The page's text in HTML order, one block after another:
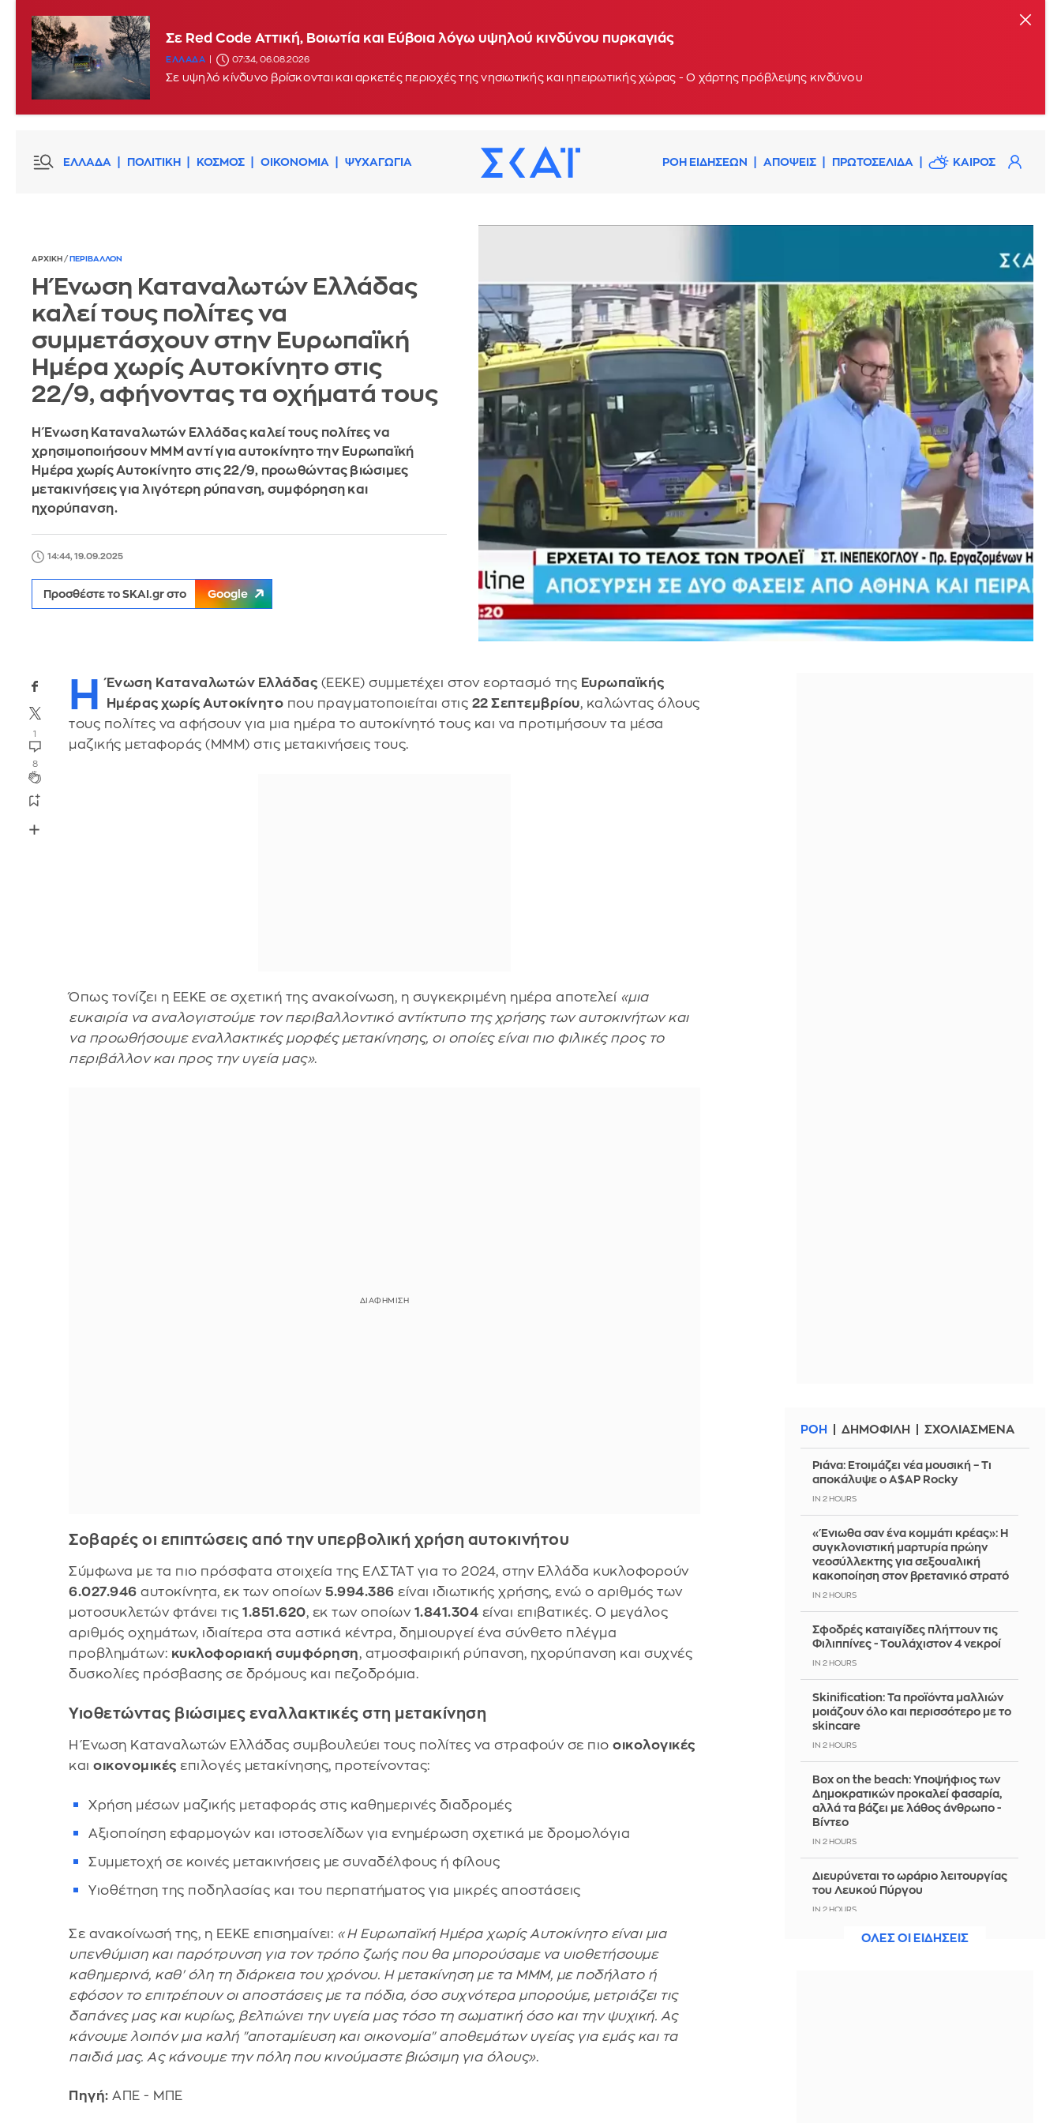
Σε Red Code Αττική, Βοιωτία και Εύβοια λόγω υψηλού κινδύνου πυρκαγιάς
ΕΛΛΑΔΑ 07:34, 06.08.2026
Σε υψηλό κίνδυνο βρίσκονται και αρκετές περιοχές της νησιωτικής και ηπειρωτικής χώρας - Ο χάρτης πρόβλεψης κινδύνου
ΕΛΛΑΔΑ ΠΟΛΙΤΙΚΗ ΚΟΣΜΟΣ ΟΙΚΟΝΟΜΙΑ ΨΥΧΑΓΩΓΙΑ ΡΟΗ ΕΙΔΗΣΕΩΝ ΑΠΟΨΕΙΣ ΠΡΩΤΟΣΕΛΙΔΑ ΚΑΙΡΟΣ
ΑΡΧΙΚΗ / ΠΕΡΙΒΑΛΛΟΝ
Η Ένωση Καταναλωτών Ελλάδας
καλεί τους πολίτες να
συμμετάσχουν στην Ευρωπαϊκή
Ημέρα χωρίς Αυτοκίνητο στις
22/9, αφήνοντας τα οχήματά τους
Η Ένωση Καταναλωτών Ελλάδας καλεί τους πολίτες να
χρησιμοποιήσουν ΜΜΜ αντί για αυτοκίνητο την Ευρωπαϊκή
Ημέρα χωρίς Αυτοκίνητο στις 22/9, προωθώντας βιώσιμες
μετακινήσεις για λιγότερη ρύπανση, συμφόρηση και
ηχορύπανση.
14:44, 19.09.2025
Προσθέστε το SKAI.gr στο Google
1
8
Η Ένωση Καταναλωτών Ελλάδας (ΕΕΚΕ) συμμετέχει στον εορτασμό της Ευρωπαϊκής
Ημέρας χωρίς Αυτοκίνητο που πραγματοποιείται στις 22 Σεπτεμβρίου, καλώντας όλους
τους πολίτες να αφήσουν για μια ημέρα το αυτοκίνητό τους και να προτιμήσουν τα μέσα
μαζικής μεταφοράς (ΜΜΜ) στις μετακινήσεις τους.
Όπως τονίζει η ΕΕΚΕ σε σχετική της ανακοίνωση, η συγκεκριμένη ημέρα αποτελεί «μια
ευκαιρία να αναλογιστούμε τον περιβαλλοντικό αντίκτυπο της χρήσης των αυτοκινήτων και
να προωθήσουμε εναλλακτικές μορφές μετακίνησης, οι οποίες είναι πιο φιλικές προς το
περιβάλλον και προς την υγεία μας».
Σοβαρές οι επιπτώσεις από την υπερβολική χρήση αυτοκινήτου
Σύμφωνα με τα πιο πρόσφατα στοιχεία της ΕΛΣΤΑΤ για το 2024, στην Ελλάδα κυκλοφορούν
6.027.946 αυτοκίνητα, εκ των οποίων5.994.386 είναι ιδιωτικής χρήσης, ενώ ο αριθμός των
μοτοσυκλετών φτάνει τις1.851.620, εκ των οποίων 1.841.304 είναι επιβατικές. Ο μεγάλος
αριθμός οχημάτων, ιδιαίτερα στα αστικά κέντρα, δημιουργεί ένα σύνθετο πλέγμα
προβλημάτων: κυκλοφοριακή συμφόρηση, ατμοσφαιρική ρύπανση, ηχορύπανση και συχνές
δυσκολίες πρόσβασης σε δρόμους και πεζοδρόμια.
Υιοθετώντας βιώσιμες εναλλακτικές στη μετακίνηση
Η Ένωση Καταναλωτών Ελλάδας συμβουλεύει τους πολίτες να στραφούν σε πιοοικολογικές
καιοικονομικές επιλογές μετακίνησης, προτείνοντας:
Χρήση μέσων μαζικής μεταφοράς στις καθημερινές διαδρομές
Αξιοποίηση εφαρμογών και ιστοσελίδων για ενημέρωση σχετικά με δρομολόγια
Συμμετοχή σε κοινές μετακινήσεις με συναδέλφους ή φίλους
Υιοθέτηση της ποδηλασίας και του περπατήματος για μικρές αποστάσεις
Σε ανακοίνωσή της, η ΕΕΚΕ επισημαίνει: «Η Ευρωπαϊκή Ημέρα χωρίς Αυτοκίνητο είναι μια
υπενθύμιση και παρότρυνση για τον τρόπο ζωής που θα μπορούσαμε να υιοθετήσουμε
καθημερινά, καθ' όλη τη διάρκεια του χρόνου. Η μετακίνηση με τα ΜΜΜ, με ποδήλατο ή
εφόσον το επιτρέπουν οι αποστάσεις με τα πόδια, όσο συχνότερα μπορούμε, μετριάζει τις
δαπάνες μας και κυρίως, βελτιώνει την υγεία μας τόσο τη σωματική όσο και την ψυχική. Ας
κάνουμε λοιπόν μια καλή "αποταμίευση και οικονομία" αποθεμάτων υγείας για εμάς και τα
παιδιά μας. Ας κάνουμε την πόλη που κινούμαστε βιώσιμη για όλους».
Πηγή: ΑΠΕ - ΜΠΕ
ΡΟΗ ΔΗΜΟΦΙΛΗ ΣΧΟΛΙΑΣΜΕΝΑ
Ριάνα: Ετοιμάζει νέα μουσική – Τι
αποκάλυψε ο A$AP Rocky
IN 2 HOURS
«Ένιωθα σαν ένα κομμάτι κρέας»: Η
συγκλονιστική μαρτυρία πρώην
νεοσύλλεκτης για σεξουαλική
κακοποίηση στον βρετανικό στρατό
IN 2 HOURS
Σφοδρές καταιγίδες πλήττουν τις
Φιλιππίνες - Tουλάχιστον 4 νεκροί
IN 2 HOURS
Skinification: Τα προϊόντα μαλλιών
μοιάζουν όλο και περισσότερο με το
skincare
IN 2 HOURS
Box on the beach: Υποψήφιος των
Δημοκρατικών προκαλεί φασαρία,
αλλά τα βάζει με λάθος άνθρωπο -
Βίντεο
IN 2 HOURS
Διευρύνεται το ωράριο λειτουργίας
του Λευκού Πύργου
IN 2 HOURS
Eκρήξεις μέσα στη νύχτα σε
ΟΛΕΣ ΟΙ ΕΙΔΗΣΕΙΣ